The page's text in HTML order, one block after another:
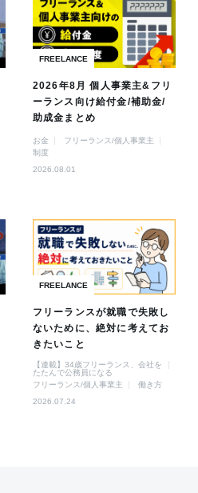
FREELANCE
2026年8月 個人事業主&フリ
ーランス向け給付金/補助金/
助成金まとめ
お金
フリーランス/個人事業主
制度
2026.08.01
FREELANCE
フリーランスが就職で失敗し
ないために、絶対に考えてお
きたいこと
【連載】34歳フリーランス、会社を
たたんで公務員になる
フリーランス/個人事業主
働き方
2026.07.24